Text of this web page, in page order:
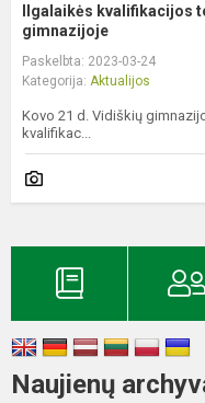
Ilgalaikės kvalifikacijos
gimnazijoje
Paskelbta: 2023-03-24
Kategorija: Aktualijos
Kovo 21 d. Vidiškių
kvalifikac...
Naujienų